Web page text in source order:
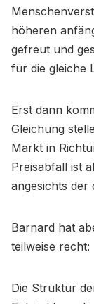
höheren
gefreut und
für die gleiche
Erst dann
Gleichung
Markt in
Preisabfall ist
angesichts der
Barnard hat
teilweise recht:
Die Struktur